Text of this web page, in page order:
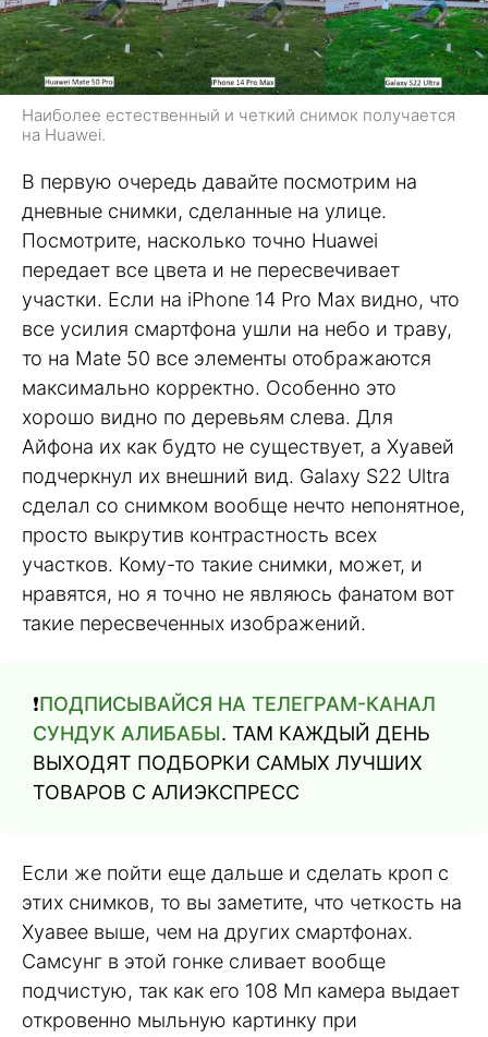
Наиболее естественный и четкий снимок получается
на Huawei.
В первую очередь давайте посмотрим на
дневные снимки, сделанные на улице.
Посмотрите, насколько точно Huawei
передает все цвета и не пересвечивает
участки. Если на iPhone 14 Pro Max видно, что
все усилия смартфона ушли на небо и траву,
то на Mate 50 все элементы отображаются
максимально корректно. Особенно это
хорошо видно по деревьям слева. Для
Айфона их как будто не существует, а Хуавей
подчеркнул их внешний вид. Galaxy S22 Ultra
сделал со снимком вообще нечто непонятное,
просто выкрутив контрастность всех
участков. Кому-то такие снимки, может, и
нравятся, но я точно не являюсь фанатом вот
такие пересвеченных изображений.
❗️ПОДПИСЫВАЙСЯ НА ТЕЛЕГРАМ-КАНАЛ
СУНДУК АЛИБАБЫ. ТАМ КАЖДЫЙ ДЕНЬ
ВЫХОДЯТ ПОДБОРКИ САМЫХ ЛУЧШИХ
ТОВАРОВ С АЛИЭКСПРЕСС
Если же пойти еще дальше и сделать кроп с
этих снимков, то вы заметите, что четкость на
Хуавее выше, чем на других смартфонах.
Самсунг в этой гонке сливает вообще
подчистую, так как его 108 Мп камера выдает
откровенно мыльную картинку при